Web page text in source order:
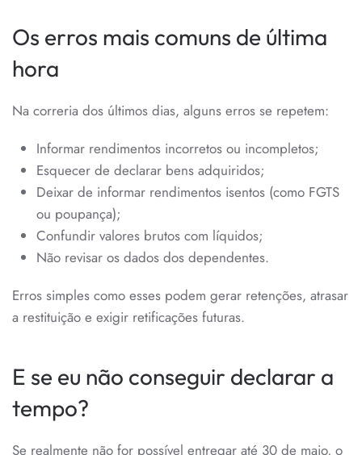
Os erros mais comuns de última
hora
Na correria dos últimos dias, alguns erros se repetem:
Informar rendimentos incorretos ou incompletos;
Esquecer de declarar bens adquiridos;
Deixar de informar rendimentos isentos (como FGTS
ou poupança);
Confundir valores brutos com líquidos;
Não revisar os dados dos dependentes.
Erros simples como esses podem gerar retenções, atrasar
a restituição e exigir retificações futuras.
E se eu não conseguir declarar a
tempo?
Se realmente não for possível entregar até 30 de maio, o